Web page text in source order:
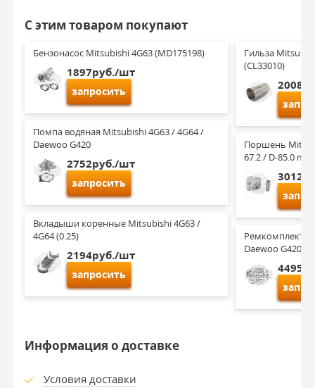
С этим товаром покупают
Бензонасос Mitsubishi 4G63 (MD175198)
1897руб./шт
запросить
Помпа водяная Mitsubishi 4G63 / 4G64 /
Daewoo G420
2752руб./шт
запросить
Вкладыши коренные Mitsubishi 4G63 /
4G64 (0.25)
2194руб./шт
запросить
Гильза
(CL33010)
Поршень
67.2 / D-85.0
Ремкомплект
Daewoo G420
Информация о доставке
Условия доставки